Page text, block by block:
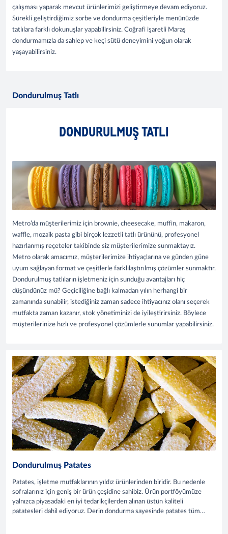
çalışması yaparak mevcut ürünlerimizi geliştirmeye devam ediyoruz.
Sürekli geliştirdiğimiz sorbe ve dondurma çeşitleriyle menünüzde
tatlılara farklı dokunuşlar yapabilirsiniz. Coğrafi işaretli Maraş
dondurmamızla da sahlep ve keçi sütü deneyimini yoğun olarak
yaşayabilirsiniz.
Dondurulmuş Tatlı
DONDURULMUŞ TATLI
Metro’da müşterilerimiz için brownie, cheesecake, muffin, makaron,
waffle, mozaik pasta gibi birçok lezzetli tatlı ürününü, profesyonel
hazırlanmış reçeteler takibinde siz müşterilerimize sunmaktayız.
Metro olarak amacımız, müşterilerimize ihtiyaçlarına ve günden güne
uyum sağlayan format ve çeşitlerle farklılaştırılmış çözümler sunmaktır.
Dondurulmuş tatlıların işletmeniz için sunduğu avantajları hiç
düşündünüz mü? Geçiciliğine bağlı kalmadan yılın herhangi bir
zamanında sunabilir, istediğiniz zaman sadece ihtiyacınız olanı seçerek
mutfakta zaman kazanır, stok yönetiminizi de iyileştirirsiniz. Böylece
müşterilerinize hızlı ve profesyonel çözümlerle sunumlar yapabilirsiniz.
Dondurulmuş Patates
Patates, işletme mutfaklarının yıldız ürünlerinden biridir. Bu nedenle
sofralarınız için geniş bir ürün çeşidine sahibiz. Ürün portföyümüze
yalnızca piyasadaki en iyi tedarikçilerden alınan üstün kaliteli
patatesleri dahil ediyoruz. Derin dondurma sayesinde patates tüm